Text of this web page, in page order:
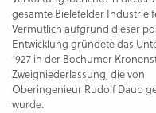
gesamte Bielefelder Industrie
Vermutlich aufgrund dieser
Entwicklung gründete das
1927 in der Bochumer
Zweigniederlassung, die von
Oberingenieur Rudolf Daub
wurde.